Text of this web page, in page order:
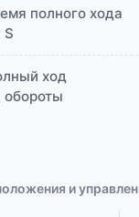
полного хода
S
ход
обороты
и